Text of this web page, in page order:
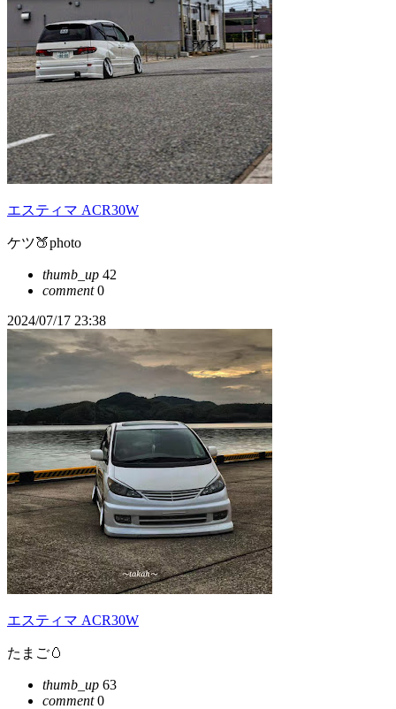
エスティマ ACR30W
ケツ🍑photo
thumb_up 42
comment0
2024/07/17 23:38
エスティマ ACR30W
たまご🥚
thumb_up 63
comment0